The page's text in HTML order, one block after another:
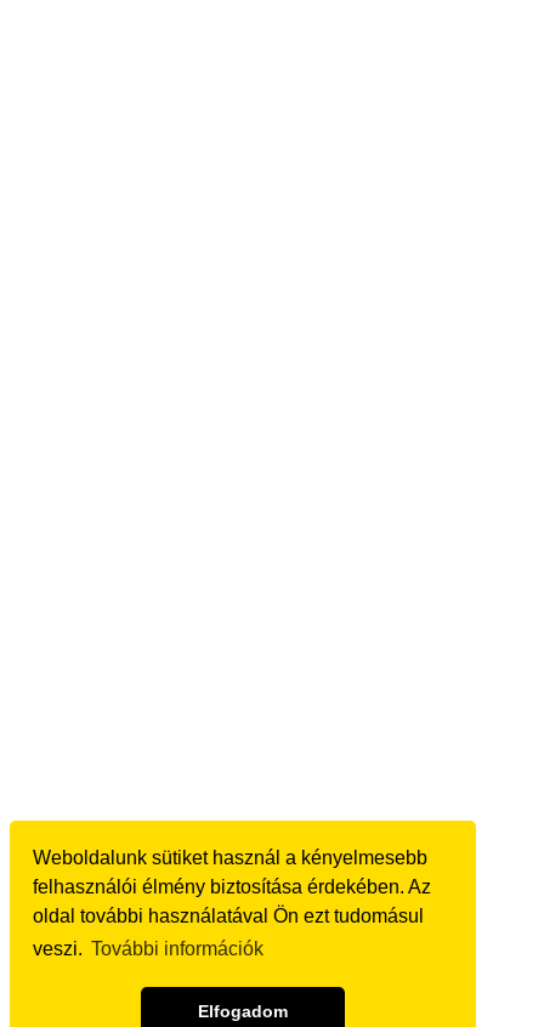
Weboldalunk sütiket használ a kényelmesebb
felhasználói élmény biztosítása érdekében. Az
oldal további használatával Ön ezt tudomásul
veszi. További információk
Elfogadom